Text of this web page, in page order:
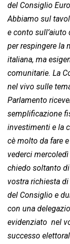
del Consiglio
Abbiamo sul
e conto
per respingere la
italiana, ma
comunitarie. La
nel vivo sulle
Parlamento
semplificazione
investimenti e la
cè molto da fare
vederci
chiedo soltanto
vostra richiesta
del Consiglio e
con una
evidenziato  nel
successo